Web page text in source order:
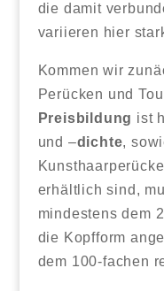
die damit
variieren hier
Kommen wir
Perücken und
Preisbildung ist
und –dichte,
erhältlich sind,
mindestens dem
die Kopfform
dem 100-fachen